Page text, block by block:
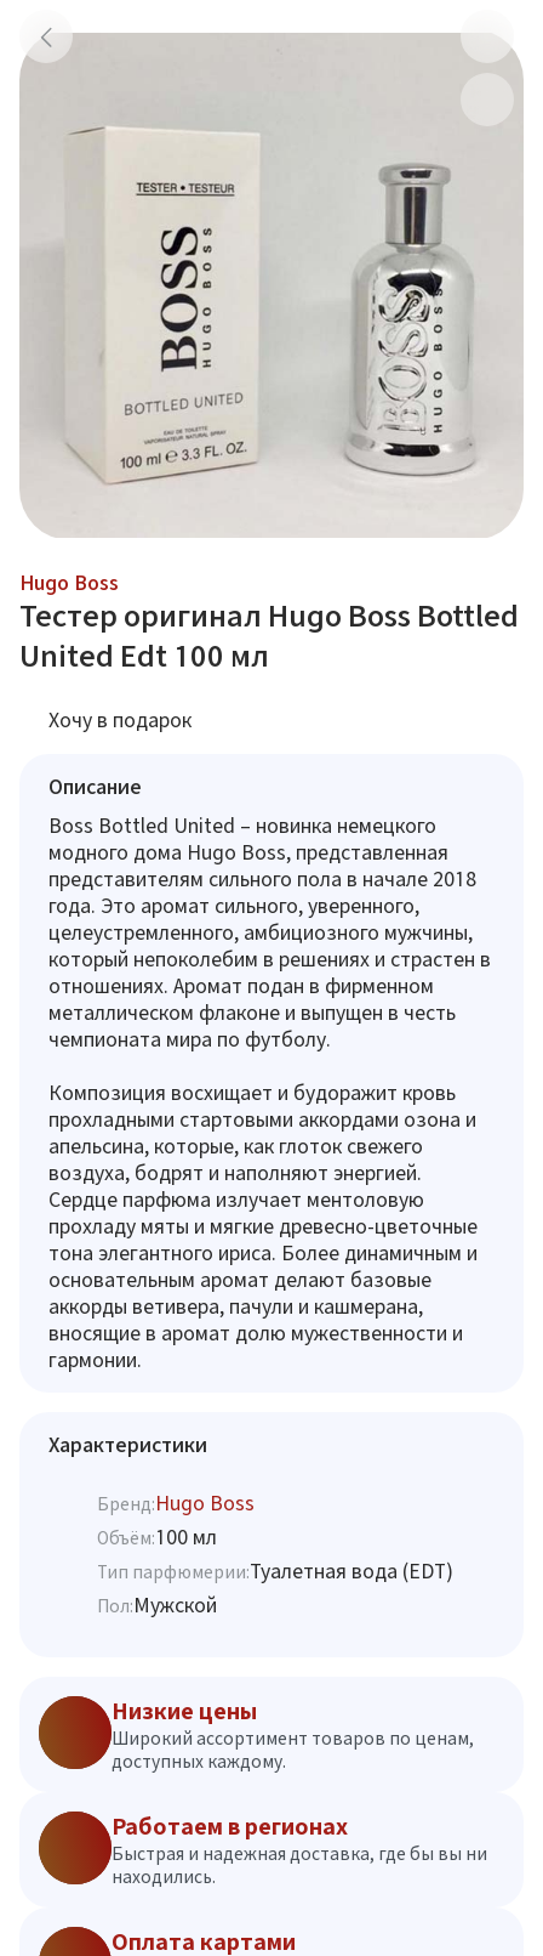
Hugo Boss
Тестер оригинал Hugo Boss Bottled
United Edt 100 мл
Хочу в подарок
Описание
Boss Bottled United – новинка немецкого
модного дома Hugo Boss, представленная
представителям сильного пола в начале 2018
года. Это аромат сильного, уверенного,
целеустремленного, амбициозного мужчины,
который непоколебим в решениях и страстен в
отношениях. Аромат подан в фирменном
металлическом флаконе и выпущен в честь
чемпионата мира по футболу.
Композиция восхищает и будоражит кровь
прохладными стартовыми аккордами озона и
апельсина, которые, как глоток свежего
воздуха, бодрят и наполняют энергией.
Сердце парфюма излучает ментоловую
прохладу мяты и мягкие древесно-цветочные
тона элегантного ириса. Более динамичным и
основательным аромат делают базовые
аккорды ветивера, пачули и кашмерана,
вносящие в аромат долю мужественности и
гармонии.
Характеристики
Бренд:Hugo Boss
Объём:100 мл
Тип парфюмерии:Туалетная вода (EDT)
Пол:Мужской
Низкие цены
Широкий ассортимент товаров по ценам,
доступных каждому.
Работаем в регионах
Быстрая и надежная доставка, где бы вы ни
находились.
Оплата картами